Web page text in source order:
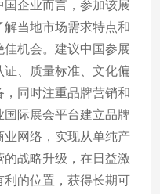
企业而言，参加该展
当地市场需求特点和
机会。建议中国参展
、质量标准、文化偏
同时注重品牌营销和
际展会平台建立品牌
网络，实现从单纯产
战略升级，在日益激
的位置，获得长期可